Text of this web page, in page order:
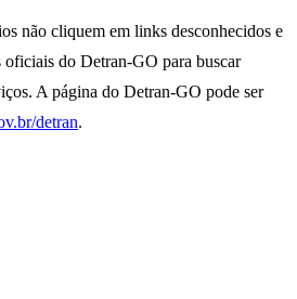
não cliquem em links desconhecidos e
oficiais do Detran-GO para buscar
A página do Detran-GO pode ser
detran.